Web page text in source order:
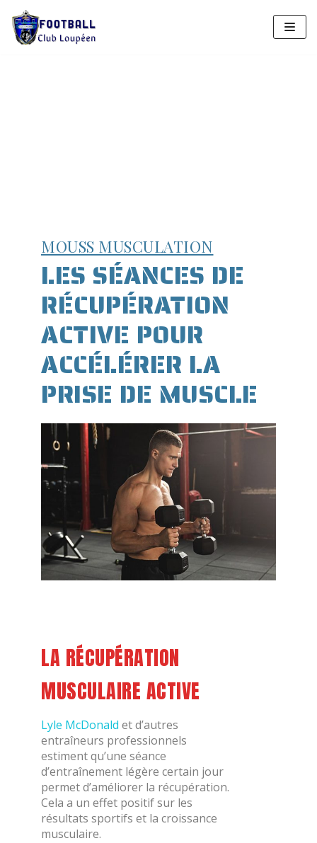
Aller
MOUSS MUSCULATION
LES SÉANCES DE
RÉCUPÉRATION
ACTIVE POUR
ACCÉLÉRER LA
PRISE DE MUSCLE
LA RÉCUPÉRATION
MUSCULAIRE ACTIVE
Lyle McDonald et d’autres
entraîneurs professionnels
estiment qu’une séance
d’entraînement légère certain jour
permet d’améliorer la récupération.
Cela a un effet positif sur les
résultats sportifs et la croissance
musculaire.